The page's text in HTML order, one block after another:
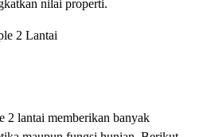
nilai properti.
2 Lantai
2 lantai memberikan banyak